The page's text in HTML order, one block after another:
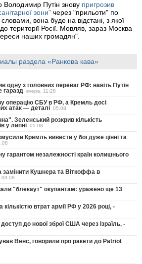
Путін знову пригрозив
зони" через "прильоти" по
словами, вона буде на відстані, з якої
території Росії. Мовляв, зараз Москва
наших громадян".
раздела «Ранкова кава»
одну з головних переваг РФ: навіть Путін
гаразд вчера, 11:28
операцію СБУ в РФ, а Кремль досі
атак — деталі 05.08
Зеленський розкрив кількість
у липні 05.08
Кремль вивести у бої дуже цінні та
гарантом незалежності країн колишнього
замінити Кушнера та Віткоффа в
03.08
"блекаут" окупантам: уражено ще 13
втрат армії РФ у 2026 році, -
до нової зброї США через Ізраїль, -
Венс, говорили про ракети до Patriot